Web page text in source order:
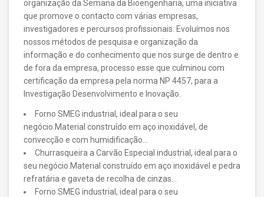
organização da Semana da Bioengenharia, uma iniciativa
que promove o contacto com várias empresas,
investigadores e percursos profissionais. Evoluímos nos
nossos métodos de pesquisa e organização da
informação e do conhecimento que nos surge de dentro e
de fora da empresa, processo esse que culminou com
certificação da empresa pela norma NP 4457, para a
Investigação Desenvolvimento e Inovação.
Forno SMEG industrial, ideal para o seu
negócio.Material construído em aço inoxidável, de
convecção e com humidificação…
Churrasqueira a Carvão Especial industrial, ideal para o
seu negócio.Material construído em aço inoxidável e pedra
refratária e gaveta de recolha de cinzas…
Forno SMEG industrial, ideal para o seu